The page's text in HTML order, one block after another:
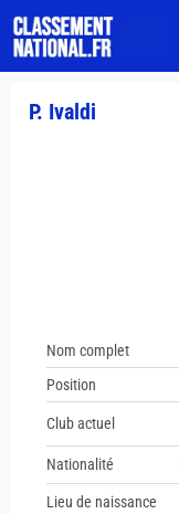
P. Ivaldi
Nom complet
Position
Club actuel
Nationalité
Lieu de naissance